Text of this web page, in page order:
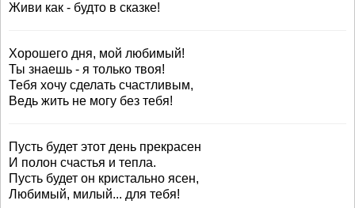
Живи как - будто в сказке!
Хорошего дня, мой любимый!
Ты знаешь - я только твоя!
Тебя хочу сделать счастливым,
Ведь жить не могу без тебя!
Пусть будет этот день прекрасен
И полон счастья и тепла.
Пусть будет он кристально ясен,
Любимый, милый... для тебя!